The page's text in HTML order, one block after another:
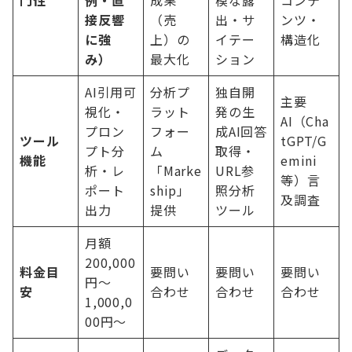
接反響
に強
み）
（売
上）の
最大化
出・サ
イテー
ション
ンツ・
構造化
ツール
機能
AI引用可
視化・
プロン
プト分
析・レ
ポート
出力
分析プ
ラット
フォー
ム
「Marke
ship」
提供
独自開
発の生
成AI回答
取得・
URL参
照分析
ツール
主要
AI（Cha
tGPT/G
emini
等）言
及調査
料金目
安
月額
200,000
円〜
1,000,0
00円〜
要問い
合わせ
要問い
合わせ
要問い
合わせ